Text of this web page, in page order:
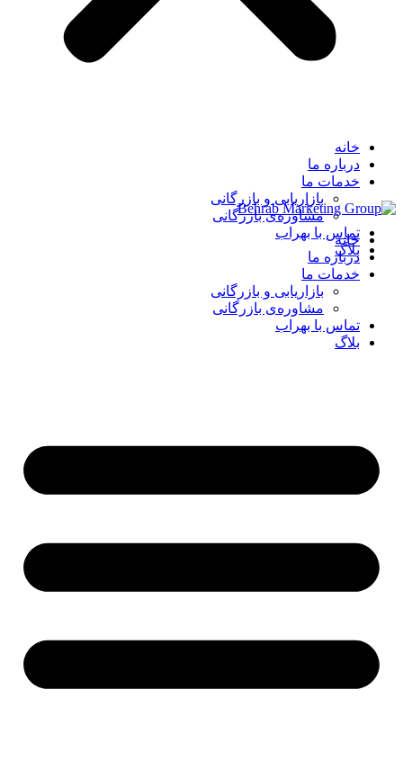
خانه
درباره ما
خدمات ما
بازاریابی و بازرگانی
مشاوره‌ی بازرگانی
تماس با بهراب
بلاگ
خانه
درباره ما
خدمات ما
بازاریابی و بازرگانی
مشاوره‌ی بازرگانی
تماس با بهراب
بلاگ